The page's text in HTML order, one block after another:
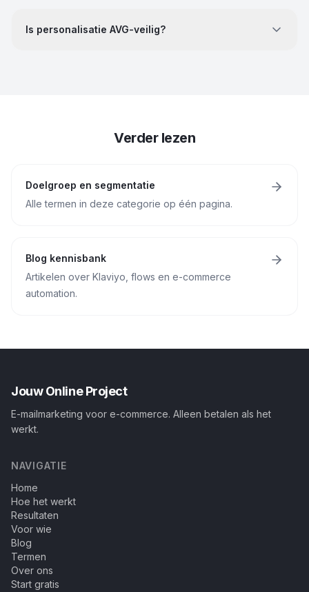
Is personalisatie AVG-veilig?
Verder lezen
Doelgroep en segmentatie
Alle termen in deze categorie op één pagina.
Blog kennisbank
Artikelen over Klaviyo, flows en e-commerce
automation.
Jouw Online Project
E-mailmarketing voor e-commerce. Alleen betalen als het
werkt.
NAVIGATIE
Home
Hoe het werkt
Resultaten
Voor wie
Blog
Termen
Over ons
Start gratis